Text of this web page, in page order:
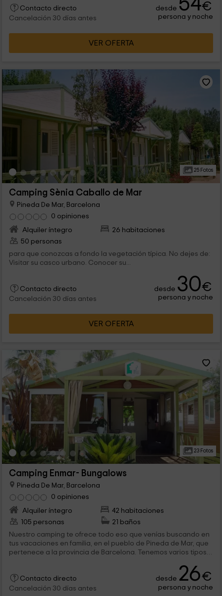
Contacto directo
Cancelación 30 días antes
desde €
persona y noche
VER OFERTA
25 Fotos
Camping Sènia Caballo de Mar
Pineda De Mar, Barcelona
0 opiniones
Alquiler íntegro
26 habitaciones
50 personas
para que conozcas a fondo la vegetación típica. No dejes de:
Visitar su casco urbano. Conocer su...
Contacto directo
Cancelación 30 días antes
desde 30€
persona y noche
VER OFERTA
23 Fotos
Camping Enmar- Bungalows
Pineda De Mar, Barcelona
0 opiniones
Alquiler íntegro
42 habitaciones
105 personas
21 baños
Nuestro camping te ofrece todo eso que venías buscando en
tus vacaciones en familia, en el pueblo de Pineda de Mar, que
pertenece a la provincia de Barcelona. Tenemos varios tipos
pensados para un máximo de 5 personas, y con todas las
comodidades que imagines.
Contacto directo
Cancelación 30 días antes
desde 26€
persona y noche